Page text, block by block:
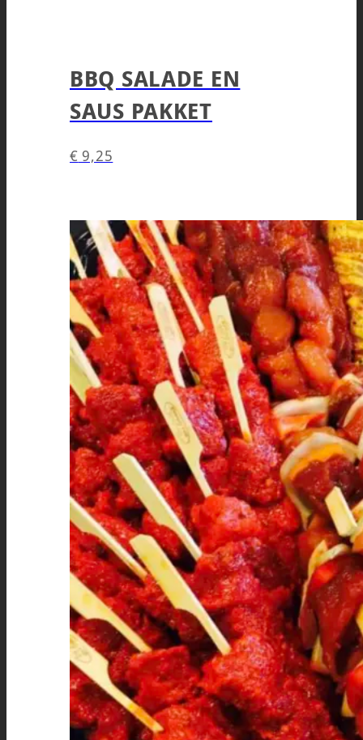
BBQ SALADE EN
SAUS PAKKET
€ 9,25